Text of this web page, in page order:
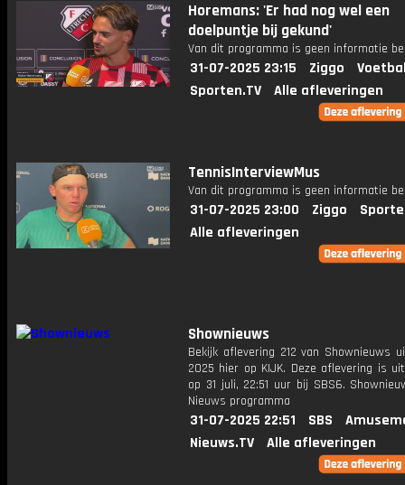
Horemans: 'Er had nog wel een
doelpuntje bij gekund'
Van dit programma is geen informatie
31-07-2025 23:15 Ziggo
Sporten.TV
Alle afleveringen
TennisInterviewMus
Van dit programma is geen informatie
31-07-2025 23:00 Ziggo
Alle afleveringen
Shownieuws
Bekijk aflevering 212 van Shownieuws
2025 hier op KIJK. Deze aflevering is
op 31 juli, 22:51 uur bij SBS6.
Nieuws programma
31-07-2025 22:51 SBS
Nieuws.TV
Alle afleveringen